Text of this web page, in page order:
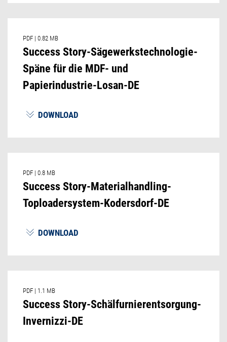
PDF | 0.82 MB
Success Story-Sägewerkstechnologie-
Späne für die MDF- und
Papierindustrie-Losan-DE
DOWNLOAD
PDF | 0.8 MB
Success Story-Materialhandling-
Toploadersystem-Kodersdorf-DE
DOWNLOAD
PDF | 1.1 MB
Success Story-Schälfurnierentsorgung-
Invernizzi-DE